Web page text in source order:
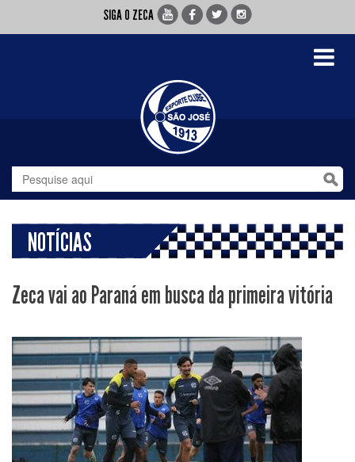
SIGA O ZECA
Toggle
NOTÍCIAS
Zeca vai ao Paraná em busca da primeira vitória